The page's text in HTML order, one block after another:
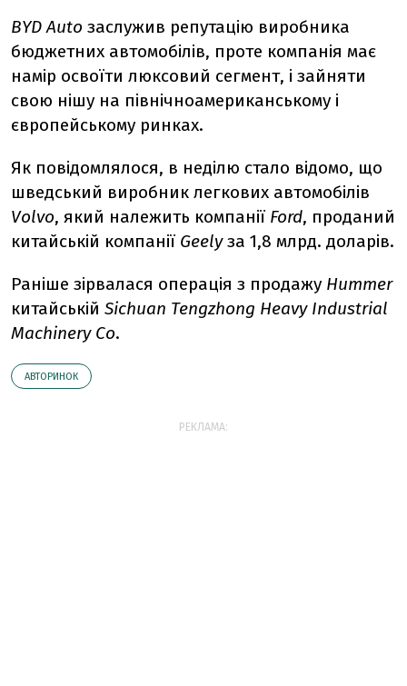
BYD Auto заслужив репутацію виробника
бюджетних автомобілів, проте компанія має
намір освоїти люксовий сегмент, і зайняти
свою нішу на північноамериканському і
європейському ринках.
Як повідомлялося, в неділю стало відомо, що
шведський виробник легкових автомобілів
Volvo, який належить компанії Ford, проданий
китайській компанії Geelyза 1,8 млрд. доларів.
Раніше зірвалася операція з продажу Hummer
китайській Sichuan Tengzhong Heavy Industrial
Machinery Co.
АВТОРИНОК
РЕКЛАМА: